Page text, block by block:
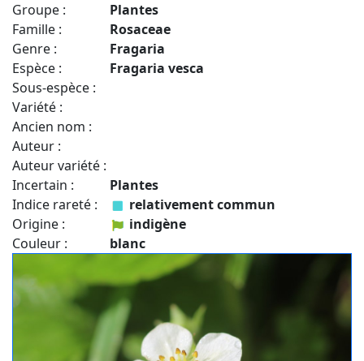
Groupe :
Plantes
Famille :
Rosaceae
Genre :
Fragaria
Espèce :
Fragaria vesca
Sous-espèce :
Variété :
Ancien nom :
Auteur :
Auteur variété :
Incertain :
Plantes
Indice rareté :
relativement commun
Origine :
indigène
Couleur :
blanc